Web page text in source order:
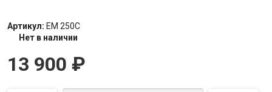
Артикул: EM 250C
Нет в наличии
13 900 ₽